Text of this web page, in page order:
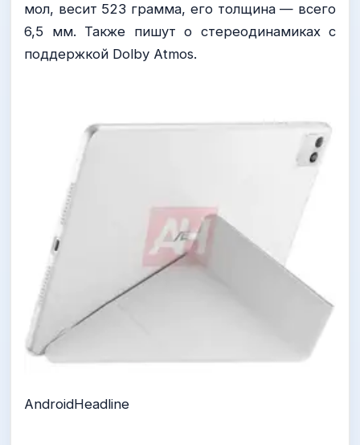
мол, весит 523 грамма, его толщина — всего
6,5 мм. Также пишут о стереодинамиках с
поддержкой Dolby Atmos.
AndroidHeadline